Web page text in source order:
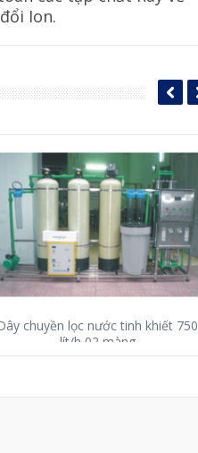
Ion.
chuyền lọc nước tinh khiết 750
lít/h 02 màng